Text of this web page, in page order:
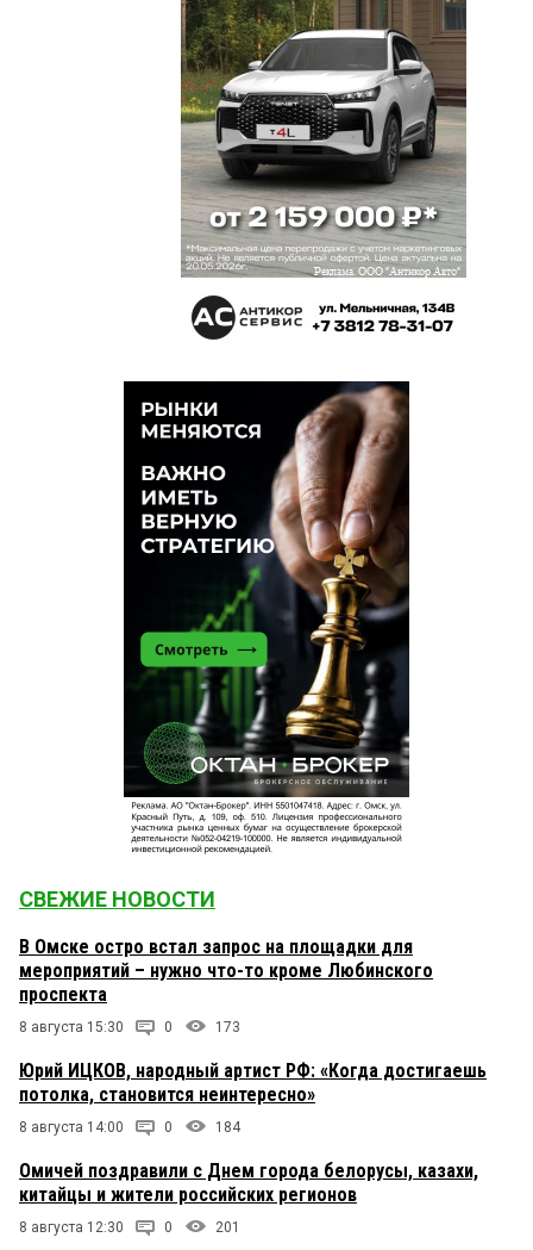
СВЕЖИЕ НОВОСТИ
В Омске остро встал запрос на площадки для
мероприятий – нужно что-то кроме Любинского
проспекта
8 августа 15:30 0 173
Юрий ИЦКОВ, народный артист РФ: «Когда достигаешь
потолка, становится неинтересно»
8 августа 14:00 0 184
Омичей поздравили с Днем города белорусы, казахи,
китайцы и жители российских регионов
8 августа 12:30 0 201